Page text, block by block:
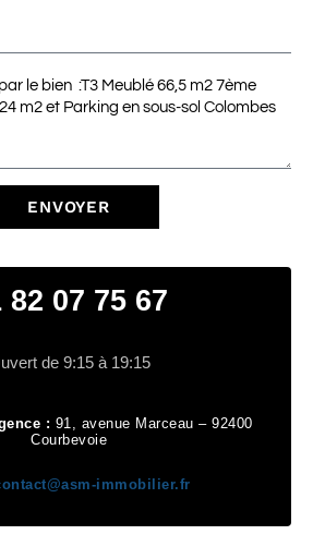
ENVOYER
82 07 75 67
de 9:15 à 19:15
: 91, avenue Marceau – 92400
Courbevoie
immobilier.fr